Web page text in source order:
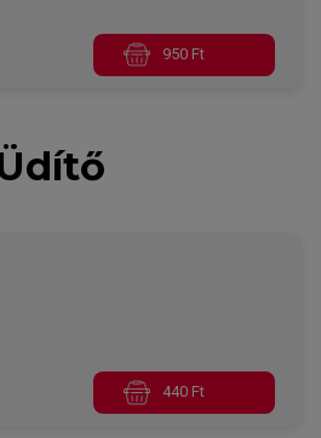
950 Ft
440 Ft